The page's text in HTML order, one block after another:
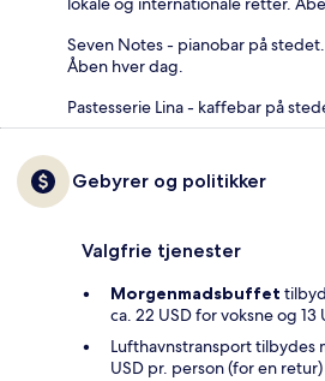
Seven Notes - pianobar på
Åben hver dag.
Pastesserie Lina - kaffebar på
Gebyrer og politikker
Valgfrie tjenester
Morgenmadsbuffet
ca. 22 USD for voksne og 13
Lufthavnstransport tilbydes
USD pr. person (for en retur)